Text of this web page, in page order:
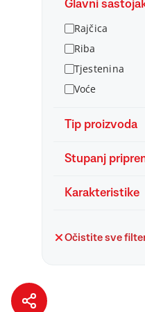
Glavni
Rajčica
Riba
Tjestenina
Voće
Tip proizvoda
Stupanj
Karakteristike
Očistite sve